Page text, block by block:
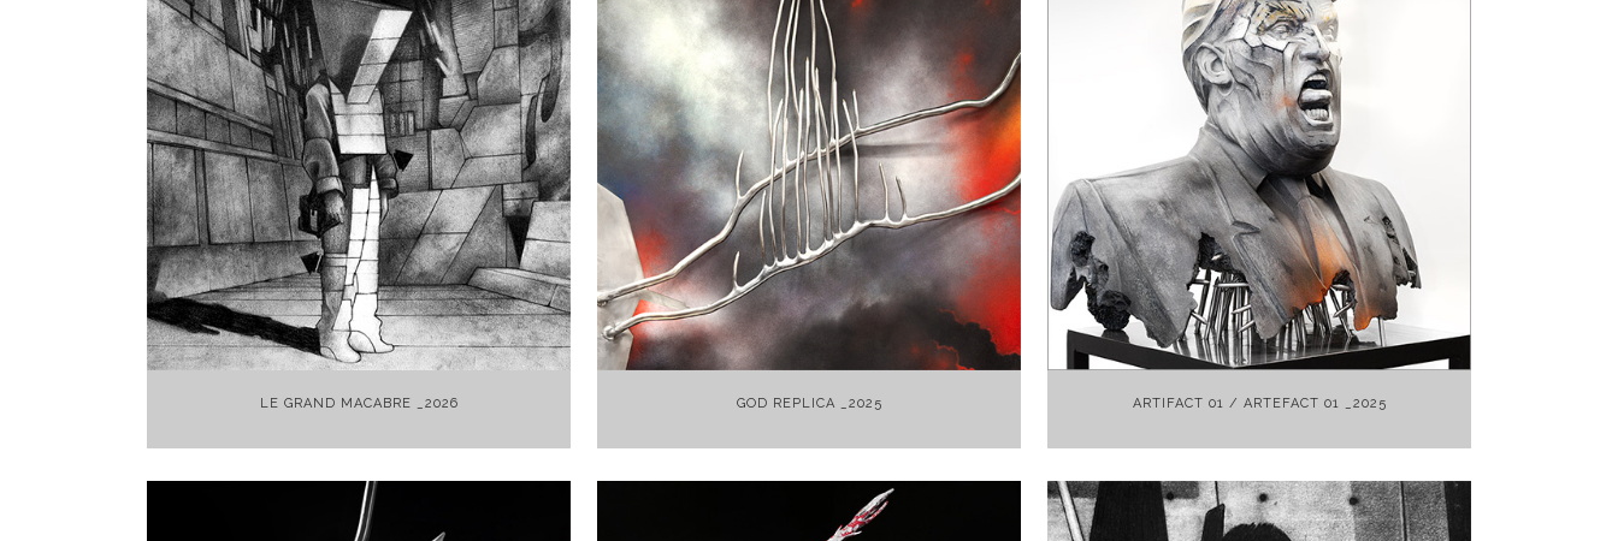
+
LE GRAND MACABRE _2026
+
GOD REPLICA _2025
+
ARTIFACT 01 / ARTEFACT 01 _2025